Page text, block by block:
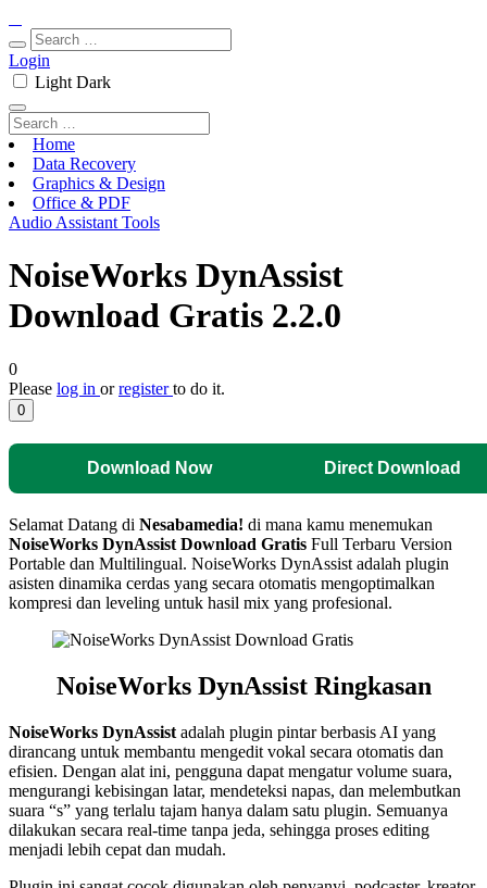
Login
Light Dark
Home
Data Recovery
Graphics & Design
Office & PDF
Audio Assistant Tools
NoiseWorks DynAssist
Download Gratis 2.2.0
0
Please log in orregisterto do it.
0
Download Now Direct Download
Selamat Datang di Nesabamedia! di mana kamu menemukan
NoiseWorks DynAssist Download Gratis Full Terbaru Version
Portable dan Multilingual. NoiseWorks DynAssist adalah plugin
asisten dinamika cerdas yang secara otomatis mengoptimalkan
kompresi dan leveling untuk hasil mix yang profesional.
NoiseWorks DynAssist Ringkasan
NoiseWorks DynAssist adalah plugin pintar berbasis AI yang
dirancang untuk membantu mengedit vokal secara otomatis dan
efisien. Dengan alat ini, pengguna dapat mengatur volume suara,
mengurangi kebisingan latar, mendeteksi napas, dan melembutkan
suara “s” yang terlalu tajam hanya dalam satu plugin. Semuanya
dilakukan secara real-time tanpa jeda, sehingga proses editing
menjadi lebih cepat dan mudah.